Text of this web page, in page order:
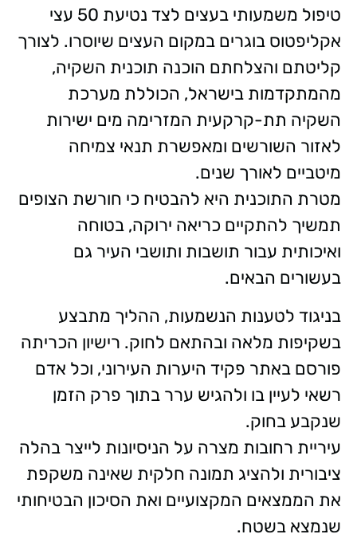
טיפול משמעותי בעצים לצד נטיעת 50 עצי
אקליפטוס בוגרים במקום העצים שיוסרו. לצורך
קליטתם והצלחתם הוכנה תוכנית השקיה,
מהמתקדמות בישראל, הכוללת מערכת
השקיה תת-קרקעית המזרימה מים ישירות
לאזור השורשים ומאפשרת תנאי צמיחה
מיטביים לאורך שנים.
מטרת התוכנית היא להבטיח כי חורשת הצופים
תמשיך להתקיים כריאה ירוקה, בטוחה
ואיכותית עבור תושבות ותושבי העיר גם
בעשורים הבאים.
בניגוד לטענות הנשמעות, ההליך מתבצע
בשקיפות מלאה ובהתאם לחוק. רישיון הכריתה
פורסם באתר פקיד היערות העירוני, וכל אדם
רשאי לעיין בו ולהגיש ערר בתוך פרק הזמן
שנקבע בחוק.
עיריית רחובות מצרה על הניסיונות לייצר בהלה
ציבורית ולהציג תמונה חלקית שאינה משקפת
את הממצאים המקצועיים ואת הסיכון הבטיחותי
שנמצא בשטח.